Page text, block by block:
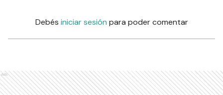
Debés iniciar sesión para poder comentar
Ads